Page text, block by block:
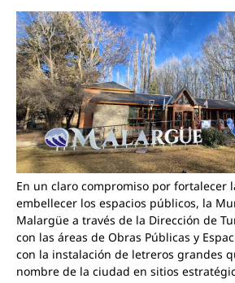
En un claro compromiso por fortalecer
embellecer los espacios públicos, la
Malargüe a través de la Dirección de
con las áreas de Obras Públicas y
con la instalación de letreros grandes
nombre de la ciudad en sitios